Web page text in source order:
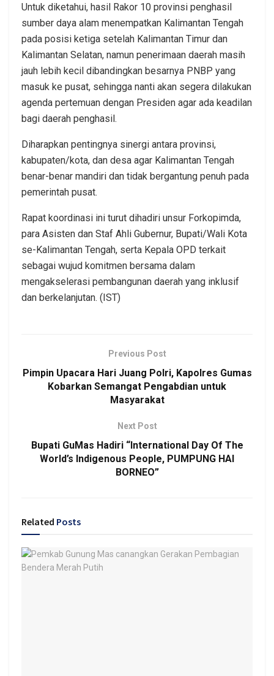
Untuk diketahui, hasil Rakor 10 provinsi penghasil
sumber daya alam menempatkan Kalimantan Tengah
pada posisi ketiga setelah Kalimantan Timur dan
Kalimantan Selatan, namun penerimaan daerah masih
jauh lebih kecil dibandingkan besarnya PNBP yang
masuk ke pusat, sehingga nanti akan segera dilakukan
agenda pertemuan dengan Presiden agar ada keadilan
bagi daerah penghasil.
Diharapkan pentingnya sinergi antara provinsi,
kabupaten/kota, dan desa agar Kalimantan Tengah
benar-benar mandiri dan tidak bergantung penuh pada
pemerintah pusat.
Rapat koordinasi ini turut dihadiri unsur Forkopimda,
para Asisten dan Staf Ahli Gubernur, Bupati/Wali Kota
se-Kalimantan Tengah, serta Kepala OPD terkait
sebagai wujud komitmen bersama dalam
mengakselerasi pembangunan daerah yang inklusif
dan berkelanjutan. (IST)
Previous Post
Pimpin Upacara Hari Juang Polri, Kapolres Gumas
Kobarkan Semangat Pengabdian untuk
Masyarakat
Next Post
Bupati GuMas Hadiri “International Day Of The
World’s Indigenous People, PUMPUNG HAI
BORNEO”
Related Posts